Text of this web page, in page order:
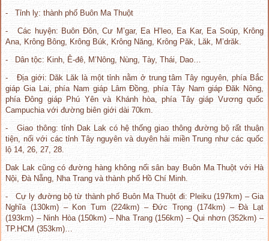
- Tỉnh lỵ: thành phố Buôn Ma Thuột
- Các huyện: Buôn Đôn, Cư M’gar, Ea H’leo, Ea Kar, Ea Soúp, Krông
Ana, Krông Bông, Krông Búk, Krông Năng, Krông Păk, Lăk, M’drăk.
- Dân tộc: Kinh, Ê-đê, M’Nông, Nùng, Tày, Thái, Dao…
- Địa giới: Dăk Lăk là một tỉnh nằm ở trung tâm Tây nguyên, phía Bắc
giáp Gia Lai, phía Nam giáp Lâm Đồng, phía Tây Nam giáp Đăk Nông,
phía Đông giáp Phú Yên và Khánh hòa, phía Tây giáp Vương quốc
Campuchia với đường biên giới dài 70km.
- Giao thông: tỉnh Dak Lak có hệ thống giao thông đường bộ rất thuận
tiện, nối với các tỉnh Tây nguyên và duyên hải miền Trung như các quốc
lộ 14, 26, 27, 28.
Dak Lak cũng có đường hàng không nối sân bay Buôn Ma Thuột với Hà
Nội, Đà Nẵng, Nha Trang và thành phố Hồ Chí Minh.
- Cự ly đường bộ từ thành phố Buôn Ma Thuột đi: Pleiku (197km) – Gia
Nghĩa (130km) – Kon Tum (224km) – Đức Trọng (174km) – Đà Lạt
(193km) – Ninh Hòa (150km) – Nha Trang (156km) – Qui nhơn (352km) –
TP.HCM (353km)…